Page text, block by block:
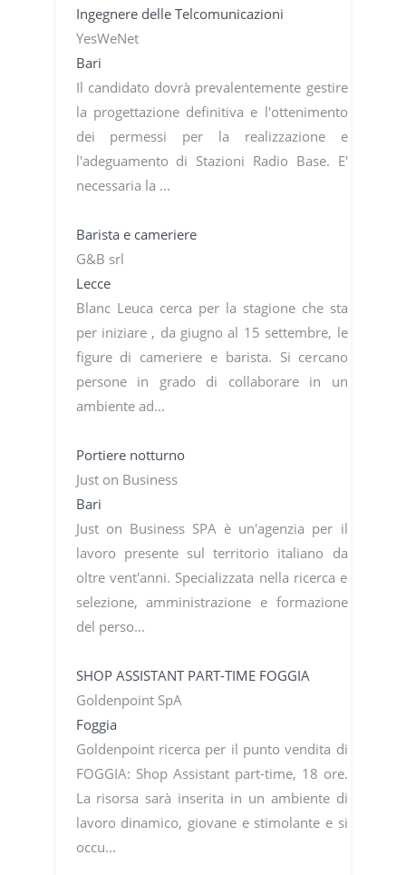
Ingegnere delle Telcomunicazioni
YesWeNet
Bari
Il candidato dovrà prevalentemente gestire
la progettazione definitiva e l'ottenimento
dei permessi per la realizzazione e
l'adeguamento di Stazioni Radio Base. E'
necessaria la ...
Barista e cameriere
G&B srl
Lecce
Blanc Leuca cerca per la stagione che sta
per iniziare , da giugno al 15 settembre, le
figure di cameriere e barista. Si cercano
persone in grado di collaborare in un
ambiente ad...
Portiere notturno
Just on Business
Bari
Just on Business SPA è un'agenzia per il
lavoro presente sul territorio italiano da
oltre vent'anni. Specializzata nella ricerca e
selezione, amministrazione e formazione
del perso...
SHOP ASSISTANT PART-TIME FOGGIA
Goldenpoint SpA
Foggia
Goldenpoint ricerca per il punto vendita di
FOGGIA: Shop Assistant part-time, 18 ore.
La risorsa sarà inserita in un ambiente di
lavoro dinamico, giovane e stimolante e si
occu...